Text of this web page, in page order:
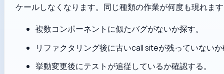
ケールしなくなります。同じ種類の作業が何度も現れま
複数コンポーネントに似たバグがないか探す。
リファクタリング後に古いcall siteが残っていない
挙動変更後にテストが追従しているか確認する。